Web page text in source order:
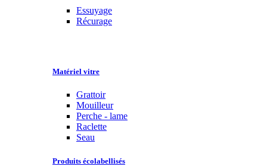
Essuyage
Récurage
Matériel vitre
Grattoir
Mouilleur
Perche - lame
Raclette
Seau
Produits écolabellisés